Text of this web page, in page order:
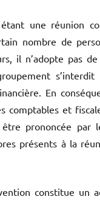
une réunion
nombre de
il n’adopte pas
En
comptables et
prononcée par
présents à la
constitue un